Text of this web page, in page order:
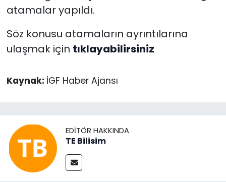
atamalar yapıldı.
Söz konusu atamaların ayrıntılarına
ulaşmak için tıklayabilirsiniz
Kaynak: İGF Haber Ajansı
EDITÖR HAKKINDA
TE Bilisim